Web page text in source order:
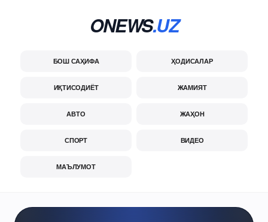
ONEWS.UZ
БОШ САҲИФА ҲОДИСАЛАР
ИҚТИСОДИЁТ ЖАМИЯТ
АВТО ЖАҲОН
СПОРТ ВИДЕО
МАЪЛУМОТ